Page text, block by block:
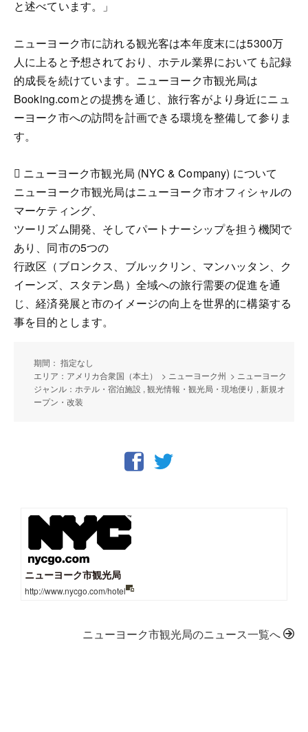
と述べています。」
ニューヨーク市に訪れる観光客は本年度末には5300万
人に上ると予想されており、ホテル業界においても記録
的成長を続けています。ニューヨーク市観光局は
Booking.comとの提携を通じ、旅行客がより身近にニュ
ーヨーク市への訪問を計画できる環境を整備して参りま
す。
 ニューヨーク市観光局 (NYC & Company) について
ニューヨーク市観光局はニューヨーク市オフィシャルの
マーケティング、
ツーリズム開発、そしてパートナーシップを担う機関で
あり、同市の5つの
行政区（ブロンクス、ブルックリン、マンハッタン、ク
イーンズ、スタテン島）全域への旅行需要の促進を通
じ、経済発展と市のイメージの向上を世界的に構築する
事を目的とします。
期間： 指定なし
エリア：アメリカ合衆国（本土） > ニューヨーク州 > ニューヨーク
ジャンル：ホテル・宿泊施設 , 観光情報・観光局・現地便り , 新規オ
ープン・改装
ニューヨーク市観光局
http://www.nycgo.com/hotel
ニューヨーク市観光局のニュース一覧へ